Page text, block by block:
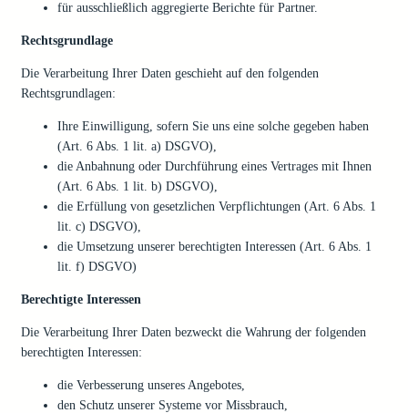
für ausschließlich aggregierte Berichte für Partner.
Rechtsgrundlage
Die Verarbeitung Ihrer Daten geschieht auf den folgenden
Rechtsgrundlagen:
Ihre Einwilligung, sofern Sie uns eine solche gegeben haben
(Art. 6 Abs. 1 lit. a) DSGVO),
die Anbahnung oder Durchführung eines Vertrages mit Ihnen
(Art. 6 Abs. 1 lit. b) DSGVO),
die Erfüllung von gesetzlichen Verpflichtungen (Art. 6 Abs. 1
lit. c) DSGVO),
die Umsetzung unserer berechtigten Interessen (Art. 6 Abs. 1
lit. f) DSGVO)
Berechtigte Interessen
Die Verarbeitung Ihrer Daten bezweckt die Wahrung der folgenden
berechtigten Interessen:
die Verbesserung unseres Angebotes,
den Schutz unserer Systeme vor Missbrauch,